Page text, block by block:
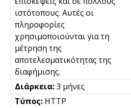
ιστότοπους. Αυτές οι
πληροφορίες
χρησιμοποιούνται για τη
μέτρηση της
αποτελεσματικότητας της
διαφήμισης.
3 μήνες
HTTP